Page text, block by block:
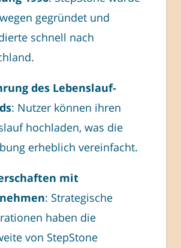
gegründet und
schnell nach
des Lebenslauf-
: Nutzer können ihren
hochladen, was die
erheblich vereinfacht.
mit
: Strategische
haben die
von StepStone